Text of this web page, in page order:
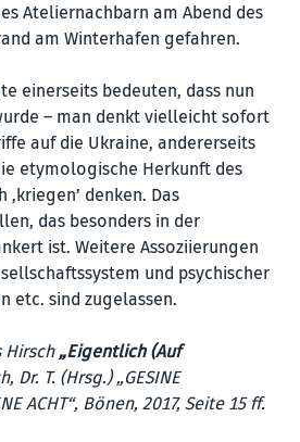
Ateliernachbarn am Abend des
am Winterhafen gefahren.
einerseits bedeuten, dass nun
– man denkt vielleicht sofort
auf die Ukraine, andererseits
etymologische Herkunft des
‚kriegen’ denken. Das
das besonders in der
ist. Weitere Assoziierungen
und psychischer
etc. sind zugelassen.
Hirsch„Eigentlich (Auf
Dr. T. (Hrsg.) „GESINE
ACHT“, Bönen, 2017, Seite 15 ff.